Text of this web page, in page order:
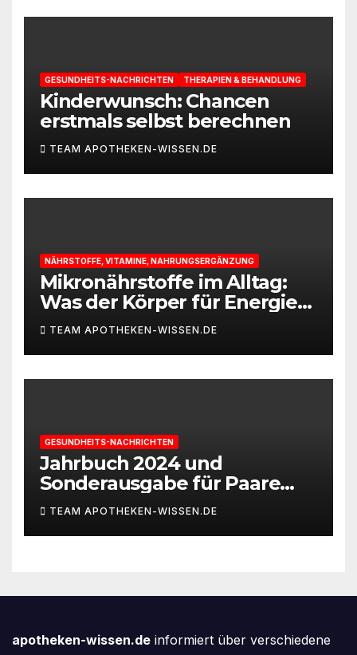
GESUNDHEITS-NACHRICHTEN THERAPIEN & BEHANDLUNG
Kinderwunsch: Chancen
erstmals selbst berechnen
TEAM APOTHEKEN-WISSEN.DE
NÄHRSTOFFE, VITAMINE, NAHRUNGSERGÄNZUNG
Mikronährstoffe im Alltag:
Was der Körper für Energie
und Leistungsfähigkeit
braucht
TEAM APOTHEKEN-WISSEN.DE
GESUNDHEITS-NACHRICHTEN
Jahrbuch 2024 und
Sonderausgabe für Paare
des Deutschen IVF-Registers:
Zahl der Mehrlingsgeburten
nach
TEAM APOTHEKEN-WISSEN.DE
apotheken-wissen.de informiert über verschiedene